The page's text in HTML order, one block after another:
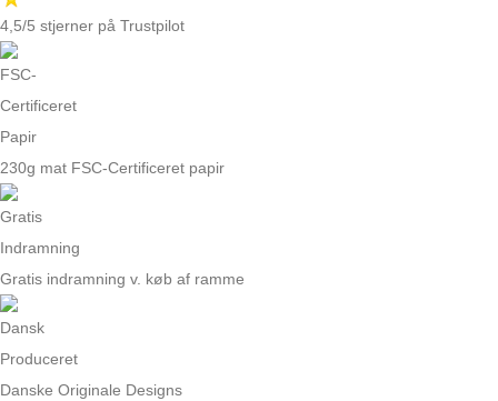
4,5/5 stjerner på Trustpilot
230g mat FSC-Certificeret papir
Gratis indramning v. køb af ramme
Danske Originale Designs